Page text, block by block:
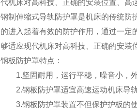
代机床对高科技、正确的安装位置、高
钢制伸缩式导轨防护罩是机床的传统防
的进入起着有效的防护作用，通过一定
够适应现代机床对高科技、正确的安装
钢板防护罩特点：
1.坚固耐用，运行平稳，噪音小，外
2.钢板防护罩适宜高速运动机床导轨
3.钢板防护罩装置不但保护护板的使